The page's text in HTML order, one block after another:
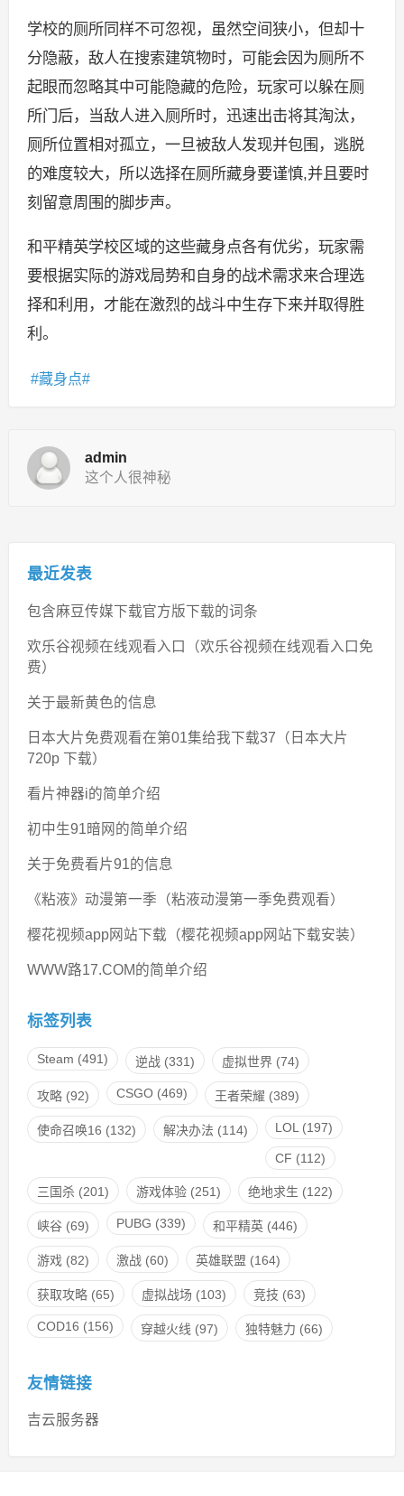
学校的厕所同样不可忽视，虽然空间狭小，但却十
分隐蔽，敌人在搜索建筑物时，可能会因为厕所不
起眼而忽略其中可能隐藏的危险，玩家可以躲在厕
所门后，当敌人进入厕所时，迅速出击将其淘汰，
厕所位置相对孤立，一旦被敌人发现并包围，逃脱
的难度较大，所以选择在厕所藏身要谨慎,并且要时
刻留意周围的脚步声。
和平精英学校区域的这些藏身点各有优劣，玩家需
要根据实际的游戏局势和自身的战术需求来合理选
择和利用，才能在激烈的战斗中生存下来并取得胜
利。
藏身点
admin
这个人很神秘
最近发表
包含麻豆传媒下载官方版下载的词条
欢乐谷视频在线观看入口（欢乐谷视频在线观看入口免
费）
关于最新黄色的信息
日本大片免费观看在第01集给我下载37（日本大片
720p 下载）
看片神器i的简单介绍
初中生91暗网的简单介绍
关于免费看片91的信息
《粘液》动漫第一季（粘液动漫第一季免费观看）
樱花视频app网站下载（樱花视频app网站下载安装）
WWW路17.COM的简单介绍
标签列表
Steam (491) 逆战(331) 虚拟世界(74)
攻略(92) CSGO(469) 王者荣耀 (389)
使命召唤16 (132) 解决办法 (114) LOL (197)
CF (112)
三国杀(201) 游戏体验(251) 绝地求生 (122)
峡谷(69) PUBG (339) 和平精英(446)
游戏 (82) 激战(60) 英雄联盟 (164)
获取攻略(65) 虚拟战场 (103) 竞技 (63)
COD16 (156) 穿越火线 (97) 独特魅力 (66)
友情链接
吉云服务器